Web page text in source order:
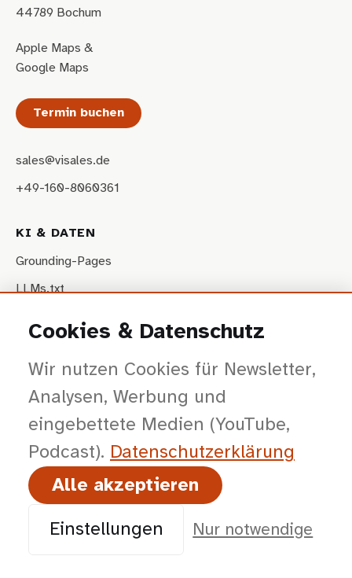
44789 Bochum
Apple Maps &
Google Maps
Termin buchen
sales@visales.de
+49-160-8060361
KI & DATEN
Grounding-Pages
LLMs.txt
VISALES
Fallbeispiele
Artikel
Über Uns
Kontakt
VISUAL SALES
Cookies & Datenschutz
Wir nutzen Cookies für Newsletter,
Analysen, Werbung und
eingebettete Medien (YouTube,
Podcast). Datenschutz­erklärung
Alle akzeptieren
Einstellungen Nur notwendige